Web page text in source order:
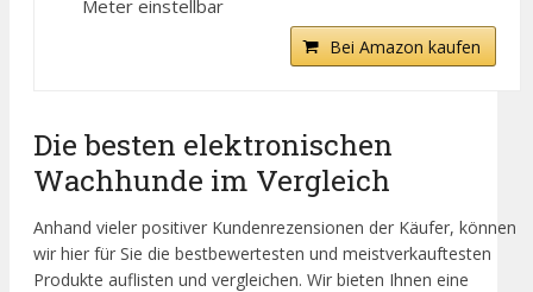
Meter einstellbar
Bei Amazon kaufen
Die besten elektronischen
Wachhunde im Vergleich
Anhand vieler positiver Kundenrezensionen der Käufer, können
wir hier für Sie die bestbewertesten und meistverkauftesten
Produkte auflisten und vergleichen. Wir bieten Ihnen eine